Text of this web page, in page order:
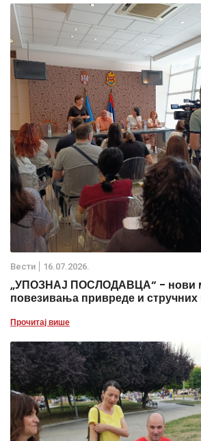
Вести 16.07.2026.
„УПОЗНАЈ ПОСЛОДАВЦА“ - нови
повезивања привреде и стручних
Прочитај више